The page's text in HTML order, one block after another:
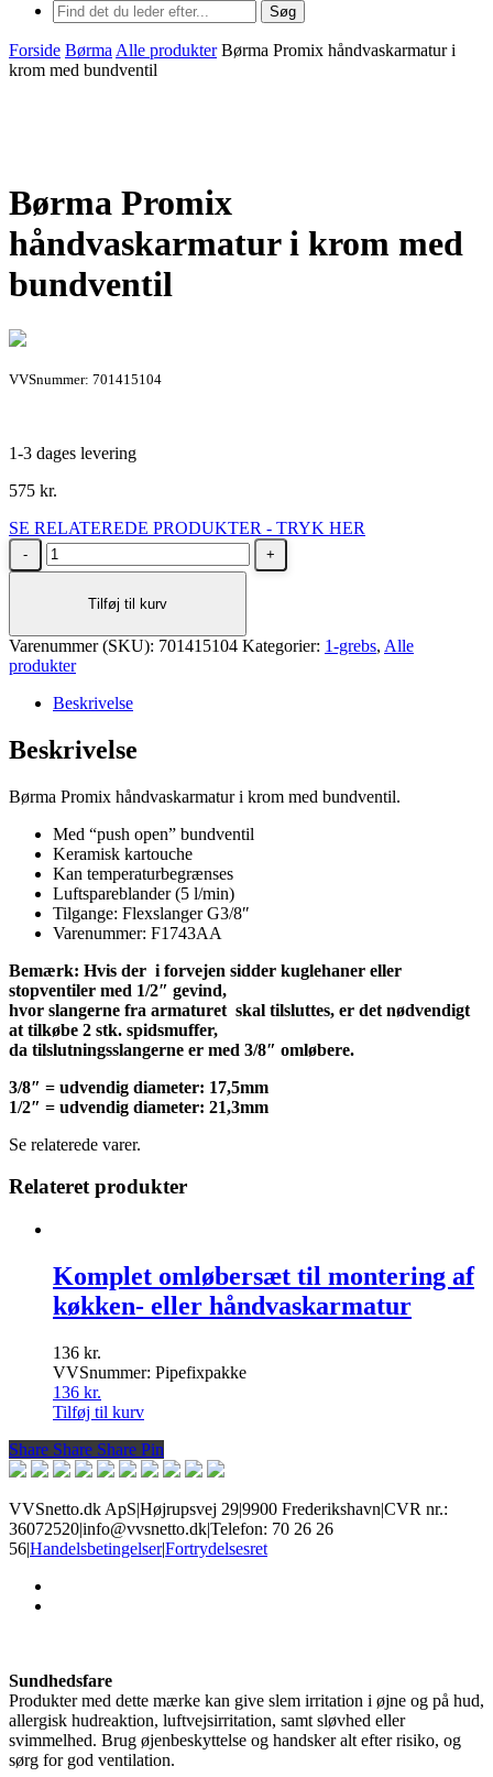
Søg
Forside Børma Alle produkter Børma Promix håndvaskarmatur i
krom med bundventil
Børma Promix
håndvaskarmatur i krom med
bundventil
VVSnummer: 701415104
1-3 dages levering
575 kr.
SE RELATEREDE PRODUKTER - TRYK HER
Børma
Promix
med
bundventil
Tilføj til kurv
Varenummer (SKU): 701415104 Kategorier: 1-grebs, Alle
produkter
Beskrivelse
Beskrivelse
Børma Promix håndvaskarmatur i krom med bundventil.
Med “push open” bundventil
Keramisk kartouche
Kan temperaturbegrænses
Luftspareblander (5 l/min)
Tilgange: Flexslanger G3/8″
Varenummer: F1743AA
Bemærk: Hvis der i forvejen sidder kuglehaner eller
stopventiler med 1/2″ gevind,
hvor slangerne fra armaturet skal tilsluttes, er det nødvendigt
at tilkøbe 2 stk. spidsmuffer,
da tilslutningsslangerne er med 3/8″ omløbere.
3/8″ = udvendig diameter: 17,5mm
1/2″ = udvendig diameter: 21,3mm
Se relaterede varer.
Relateret produkter
Komplet omløbersæt til montering af
køkken- eller håndvaskarmatur
136 kr.
VVSnummer: Pipefixpakke
136 kr.
Tilføj til kurv
Share
Share Share Share Pin
VVSnetto.dk ApS|Højrupsvej 29|9900 Frederikshavn|CVR nr.:
36072520|info@vvsnetto.dk|Telefon: 70 26 26
56|Handelsbetingelser|Fortrydelsesret
Sundhedsfare
Produkter med dette mærke kan give slem irritation i øjne og på hud,
allergisk hudreaktion, luftvejsirritation, samt sløvhed eller
svimmelhed. Brug øjenbeskyttelse og handsker alt efter risiko, og
sørg for god ventilation.